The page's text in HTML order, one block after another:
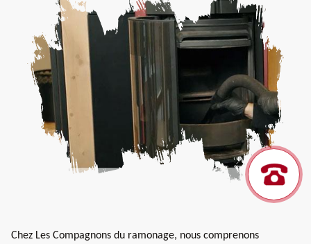
Chez Les Compagnons du ramonage, nous comprenons